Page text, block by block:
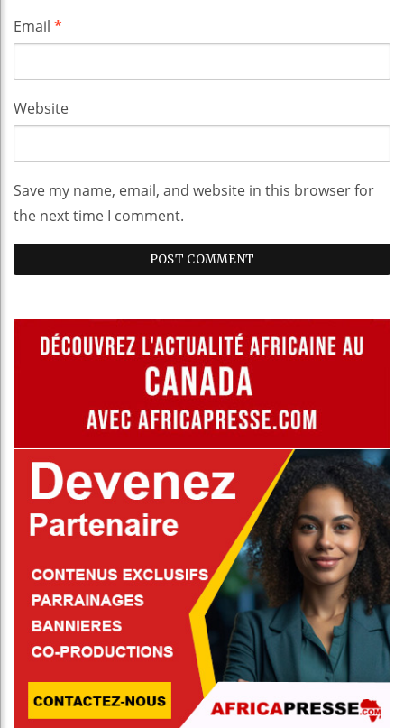
Email *
Website
Save my name, email, and website in this browser for
the next time I comment.